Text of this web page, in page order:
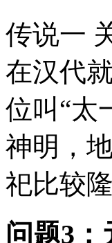
传说一
在汉代
位叫“太
神明，
祀比较
问题3